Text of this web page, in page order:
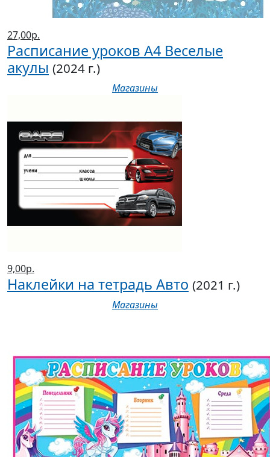
27,00р.
Расписание уроков А4 Веселые
акулы (2024 г.)
Магазины
9,00р.
Наклейки на тетрадь Авто (2021 г.)
Магазины